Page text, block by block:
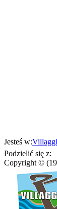
Jesteś w:
Podzielić się z:
Copyright ©